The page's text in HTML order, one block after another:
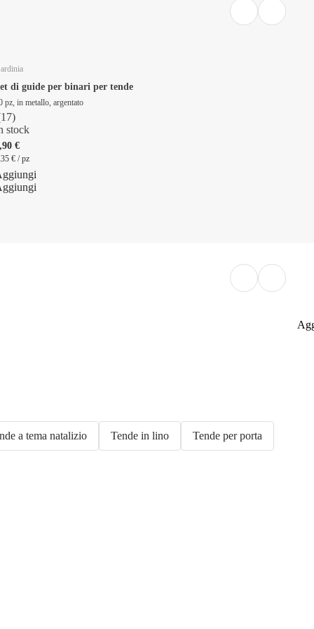
di guide per binari per tende
pz, in metallo, argentato
17)
stock
€
€ / pz
a tema natalizio Tende in lino Tende per porta